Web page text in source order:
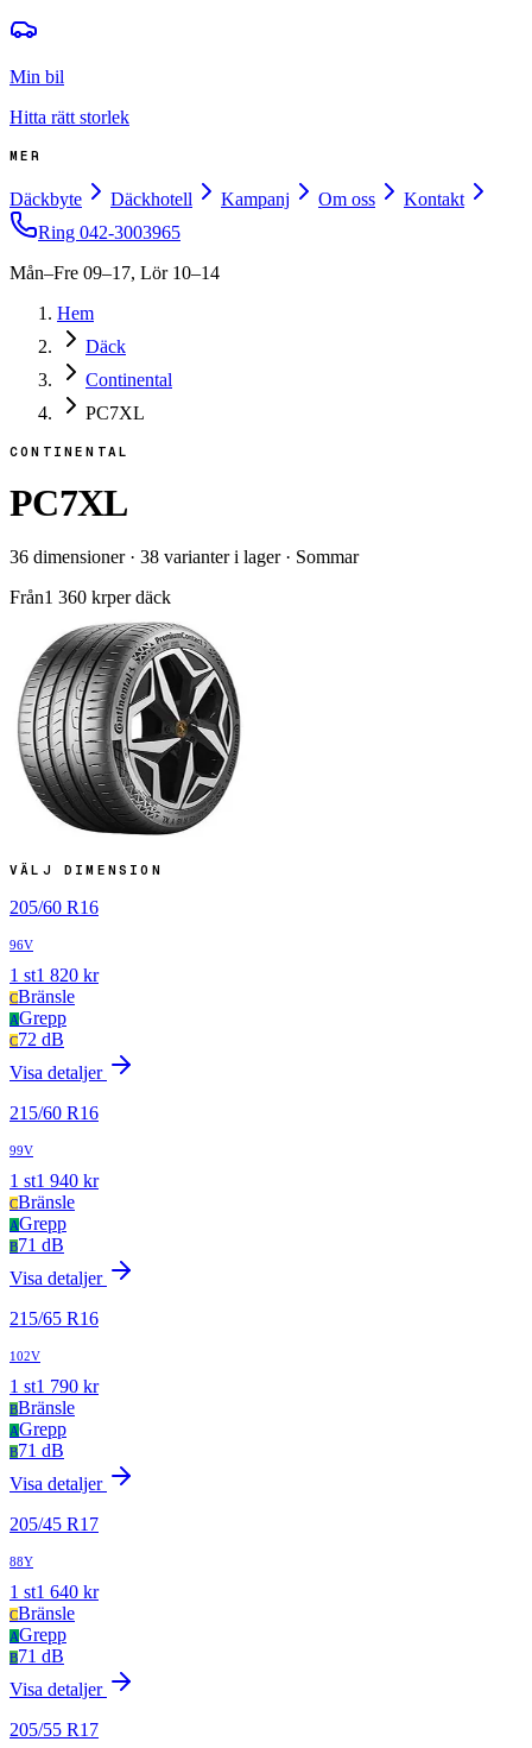
Min bil
Hitta rätt storlek
MER
Däckbyte Däckhotell Kampanj Om oss
Kontakt
Ring 042-3003965
Mån–Fre 09–17, Lör 10–14
Hem
Däck
Continental
PC7XL
CONTINENTAL
PC7XL
36 dimensioner· 38 varianter i lager· Sommar
Från1 360 krper däck
VÄLJ DIMENSION
205/60 R16
96V
1 st1 820 kr
CBränsle
AGrepp
C72 dB
Visa detaljer
215/60 R16
99V
1 st1 940 kr
CBränsle
AGrepp
B71 dB
Visa detaljer
215/65 R16
102V
1 st1 790 kr
BBränsle
AGrepp
B71 dB
Visa detaljer
205/45 R17
88Y
1 st1 640 kr
CBränsle
AGrepp
B71 dB
Visa detaljer
205/55 R17